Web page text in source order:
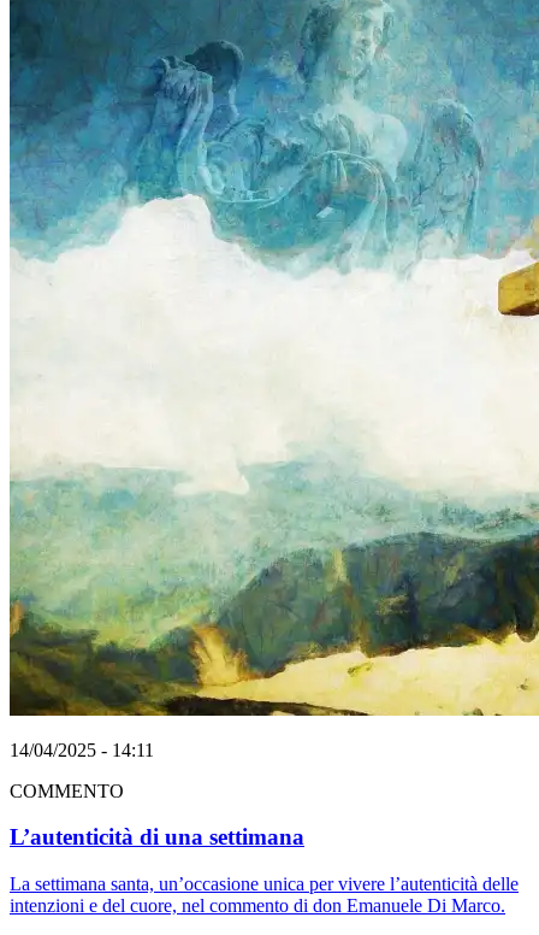
14/04/2025 - 14:11
COMMENTO
L’autenticità di una settimana
La settimana santa, un’occasione unica per vivere l’autenticità delle
intenzioni e del cuore, nel commento di don Emanuele Di Marco.